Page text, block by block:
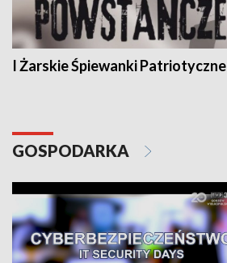
I Żarskie Śpiewanki Patriotyczne
GOSPODARKA